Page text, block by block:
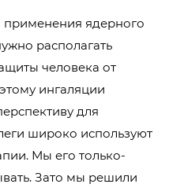
ядерного
располагать
человека от
ингаляции
для
широко используют
Мы его только-
Зато мы решили